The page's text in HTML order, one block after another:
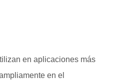
en aplicaciones más
en el